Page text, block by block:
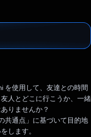
を使用して、友達との時間
人とどこに行こうか、一緒
りませんか？
共通点」に基づいて目的地
します。